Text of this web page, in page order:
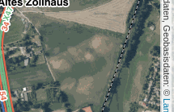
, Kartendaten, Geobasisdaten: ©